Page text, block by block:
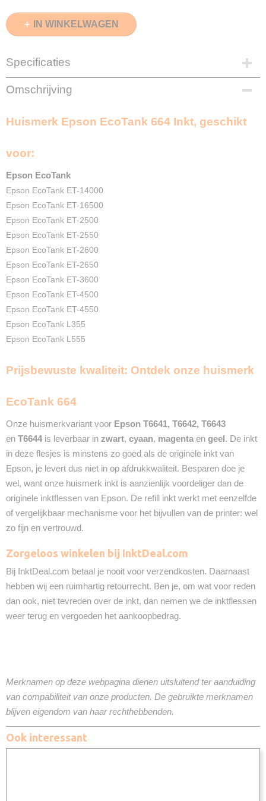
IN WINKELWAGEN
Specificaties
EAN code
8720153532525
70ml
70ml
Geel
70ml
Merk
InktDL®
Verzendmethode
Pakketpost
Garantie
2 Jaar
Recyclebaar
❌
Omschrijving
Huismerk Epson EcoTank 664 Inkt, geschikt
voor:
Epson EcoTank
Epson EcoTank ET-14000
Epson EcoTank ET-16500
Epson EcoTank ET-2500
Epson EcoTank ET-2550
Epson EcoTank ET-2600
Epson EcoTank ET-2650
Epson EcoTank ET-3600
Epson EcoTank ET-4500
Epson EcoTank ET-4550
Epson EcoTank L355
Epson EcoTank L555
Prijsbewuste kwaliteit: Ontdek onze huismerk
EcoTank 664
Onze huismerkvariant voor Epson T6641, T6642, T6643
en T6644is leverbaar in zwart, cyaan, magenta en geel. De inkt
in deze flesjes is minstens zo goed als de originele inkt van
Epson, je levert dus niet in op afdrukkwaliteit. Besparen doe je
wel, want onze huismerk inkt is aanzienlijk voordeliger dan de
originele inktflessen van Epson. De refill inkt werkt met eenzelfde
of vergelijkbaar mechanisme voor het bijvullen van de printer: wel
zo fijn en vertrouwd.
Zorgeloos winkelen bij InktDeal.com
Bij InktDeal.com betaal je nooit voor verzendkosten. Daarnaast
hebben wij een ruimhartig retourrecht. Ben je, om wat voor reden
dan ook, niet tevreden over de inkt, dan nemen we de inktflessen
weer terug en vergoeden het aankoopbedrag.
Merknamen op deze webpagina dienen uitsluitend ter aanduiding
van compabiliteit van onze producten. De gebruikte merknamen
blijven eigendom van haar rechthebbenden.
Ook interessant